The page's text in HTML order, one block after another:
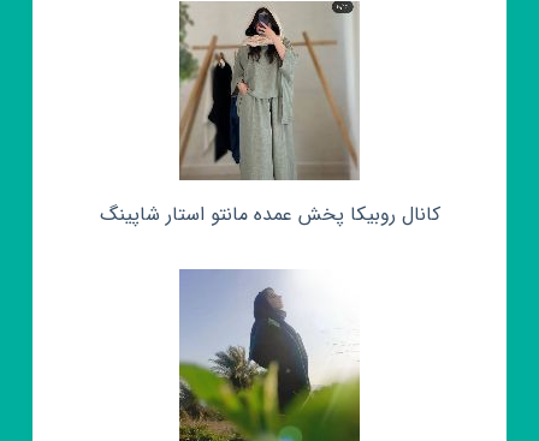
کانال روبیکا پخش عمده مانتو استار شاپینگ